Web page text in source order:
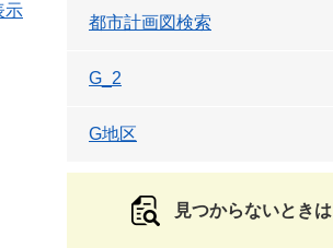
示
都市計画図検索
G_2
G地区
見つからないときは